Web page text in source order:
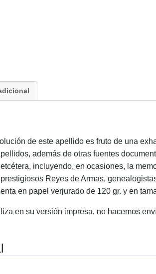
de este apellido es fruto de una
además de otras fuentes
incluyendo, en ocasiones, la
Reyes de Armas,
en papel verjurado de 120 gr. y en
en su versión impresa, no hacemos